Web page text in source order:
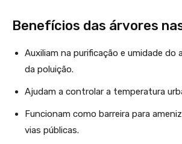
Benefícios das árvores
Auxiliam na purificação e umidade do
da poluição.
Ajudam a controlar a temperatura
Funcionam como barreira para
vias públicas.